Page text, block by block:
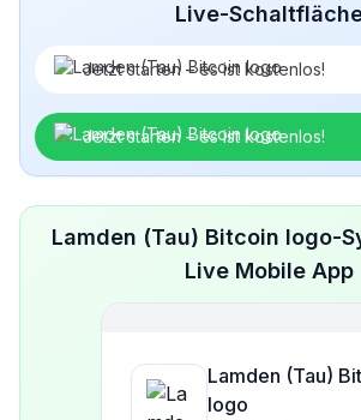
Live-
Jetzt starten – es ist kostenlos!
Jetzt starten – es ist kostenlos!
Lamden (Tau) Bitcoin logo-
Live Mobile App
Lamden (Tau)
logo